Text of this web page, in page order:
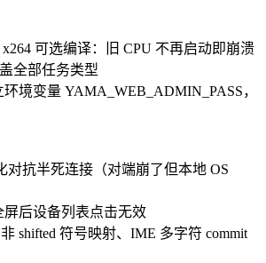
可选编译：旧 CPU 不再启动即崩溃
全部任务类型
环境变量 YAMA_WEB_ADMIN_PASS，
对抗半死连接（对端崩了但本地 OS
屏后设备列表点击无效
shifted 符号映射、IME 多字符 commit